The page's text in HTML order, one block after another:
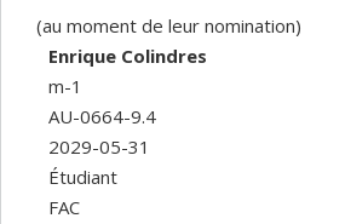
(au moment de leur nomination)
Enrique Colindres
m-1
AU-0664-9.4
2029-05-31
Étudiant
FAC